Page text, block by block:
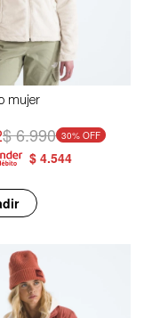
mujer
$6.990 30
$ 4.544